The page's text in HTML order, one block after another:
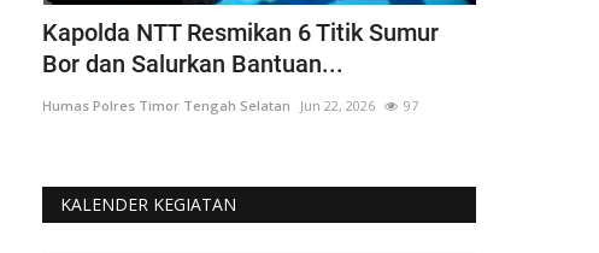
Kapolda NTT Resmikan 6 Titik Sumur
Bor dan Salurkan Bantuan...
Humas Polres Timor Tengah Selatan Jun 22, 2026 97
KALENDER KEGIATAN